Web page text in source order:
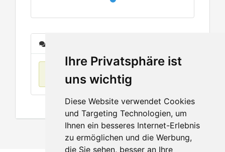
Ihre Privatsphäre ist
uns wichtig
Diese Website verwendet Cookies
und Targeting Technologien, um
Ihnen ein besseres Internet-Erlebnis
zu ermöglichen und die Werbung,
die Sie sehen, besser an Ihre
Keine Einträge